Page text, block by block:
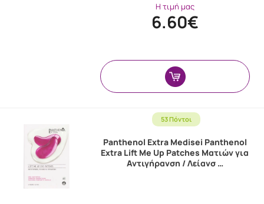
Η τιμή μας
6.60€
53 Πόντοι
Panthenol Extra Medisei Panthenol
Extra Lift Me Up Patches Ματιών για
Αντιγήρανση / Λείανσ …